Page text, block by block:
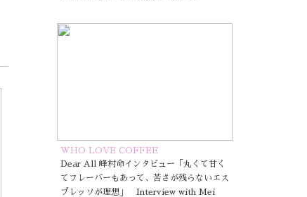
WHO LOVE COFFEE
Dear All 峰村命インタビュー「丸くて甘く
てフレーバーもあって、苦さが残らないエス
プレッソが理想」 Interview with Mei